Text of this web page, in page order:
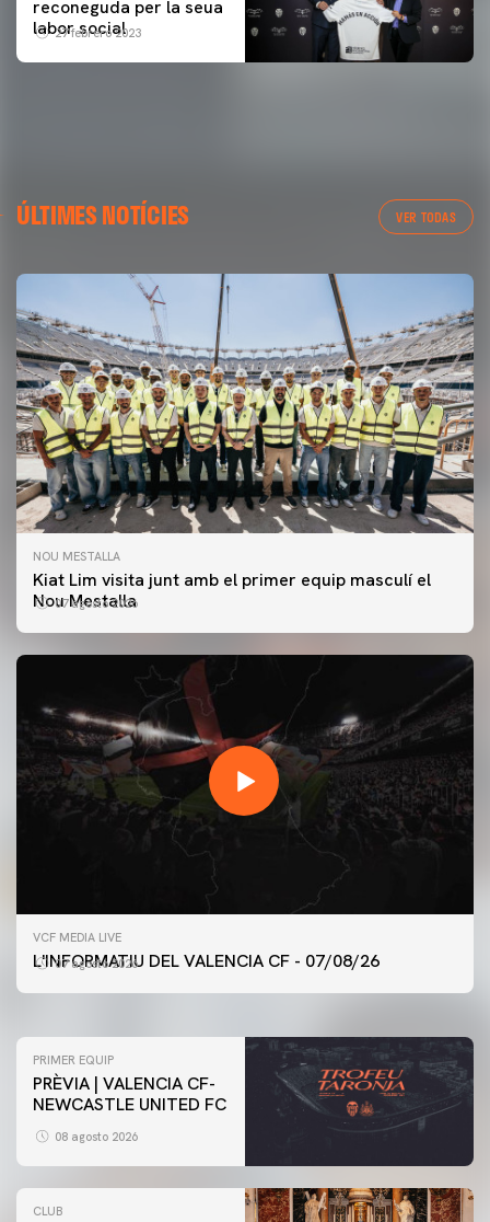
reconeguda per la seua
labor social
27 febrero 2023
ÚLTIMES NOTÍCIES VER TODAS
NOU MESTALLA
Kiat Lim visita junt amb el primer equip masculí el
Nou Mestalla
07 agosto 2026
VCF MEDIA LIVE
L'INFORMATIU DEL VALENCIA CF - 07/08/26
07 agosto 2026
PRIMER EQUIP
ENTRENAMENT DEL VALENCIA CF 7/8/2026
PRIMER EQUIP
PRÈVIA | VALENCIA CF-
NEWCASTLE UNITED FC
08 agosto 2026
CLUB